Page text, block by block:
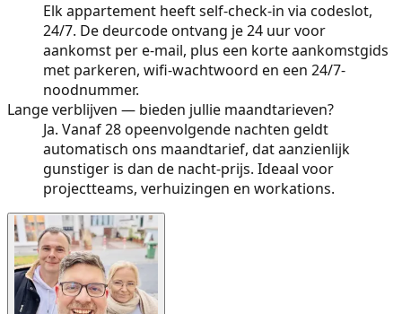
Elk appartement heeft self-check-in via codeslot,
24/7. De deurcode ontvang je 24 uur voor
aankomst per e-mail, plus een korte aankomstgids
met parkeren, wifi-wachtwoord en een 24/7-
noodnummer.
Lange verblijven — bieden jullie maandtarieven?
Ja. Vanaf 28 opeenvolgende nachten geldt
automatisch ons maandtarief, dat aanzienlijk
gunstiger is dan de nacht-prijs. Ideaal voor
projectteams, verhuizingen en workations.